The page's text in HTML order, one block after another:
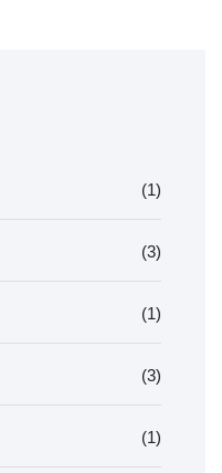
(1)
(3)
(1)
(3)
(1)